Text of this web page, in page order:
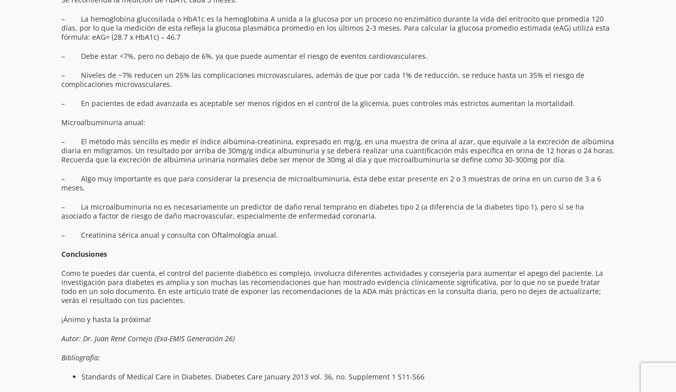
– La hemoglobina glucosilada o HbA1c es la hemoglobina A unida a la glucosa por un proceso no enzimático durante la vida del eritrocito que promedia 120
días, por lo que la medición de esta refleja la glucosa plasmática promedio en los últimos 2-3 meses. Para calcular la glucosa promedio estimada (eAG) utiliza esta
fórmula: eAG= (28.7 x HbA1c) – 46.7
– Debe estar <7%, pero no debajo de 6%, ya que puede aumentar el riesgo de eventos cardiovasculares.
– Niveles de ~7% reducen un 25% las complicaciones microvasculares, además de que por cada 1% de reducción, se reduce hasta un 35% el riesgo de
complicaciones microvasculares.
– En pacientes de edad avanzada es aceptable ser menos rígidos en el control de la glicemia, pues controles más estrictos aumentan la mortalidad.
Microalbuminuria anual:
– El método más sencillo es medir el índice albúmina-creatinina, expresado en mg/g, en una muestra de orina al azar, que equivale a la excreción de albúmina
diaria en miligramos. Un resultado por arriba de 30mg/g indica albuminuria y se deberá realizar una cuantificación más específica en orina de 12 horas o 24 horas.
Recuerda que la excreción de albúmina urinaria normales debe ser menor de 30mg al día y que microalbuminuria se define como 30-300mg por día.
– Algo muy importante es que para considerar la presencia de microalbuminuria, ésta debe estar presente en 2 o 3 muestras de orina en un curso de 3 a 6
meses.
– La microalbuminuria no es necesariamente un predictor de daño renal temprano en diabetes tipo 2 (a diferencia de la diabetes tipo 1), pero sí se ha
asociado a factor de riesgo de daño macrovascular, especialmente de enfermedad coronaria.
– Creatinina sérica anual y consulta con Oftalmología anual.
Conclusiones
Como te puedes dar cuenta, el control del paciente diabético es complejo, involucra diferentes actividades y consejería para aumentar el apego del paciente. La
investigación para diabetes es amplia y son muchas las recomendaciones que han mostrado evidencia clínicamente significativa, por lo que no se puede tratar
todo en un solo documento. En este artículo traté de exponer las recomendaciones de la ADA más prácticas en la consulta diaria, pero no dejes de actualizarte;
verás el resultado con tus pacientes.
¡Ánimo y hasta la próxima!
Autor: Dr. Juan René Cornejo (Exa-EMIS Generación 26)
Bibliografía:
Standards of Medical Care in Diabetes. Diabetes Care January 2013 vol. 36, no. Supplement 1 S11-S66